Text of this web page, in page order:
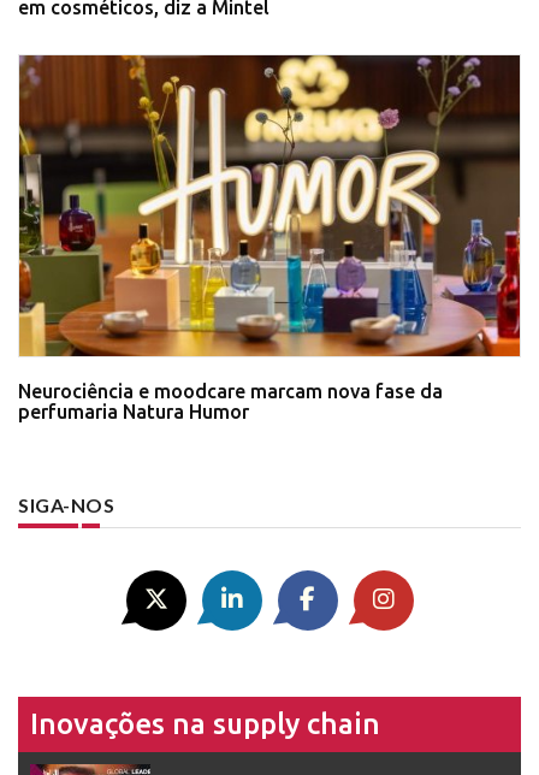
em cosméticos, diz a Mintel
Neurociência e moodcare marcam nova fase da
perfumaria Natura Humor
SIGA-NOS
Inovações na supply chain